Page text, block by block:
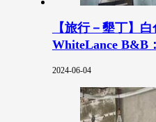
【旅行－墾丁】
WhiteLance
2024-06-04